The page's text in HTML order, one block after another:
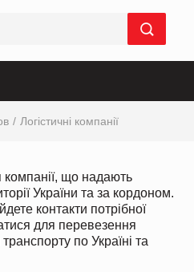
Логістичні компанії
компанії, що надають
України та за кордоном.
контакти потрібної
для перевезення
по Україні та